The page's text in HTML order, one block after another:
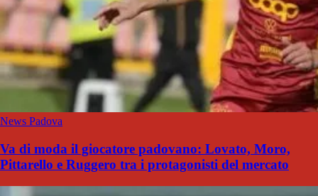
News Padova
Va di moda il giocatore padovano: Lovato, Moro,
Pittarello e Ruggero tra i protagonisti del mercato